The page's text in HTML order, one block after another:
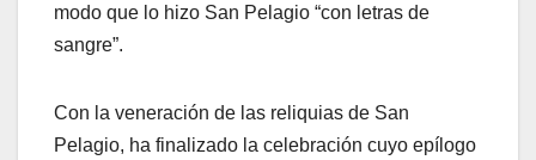
modo que lo hizo San Pelagio “con letras de
sangre”.
Con la veneración de las reliquias de San
Pelagio, ha finalizado la celebración cuyo epílogo